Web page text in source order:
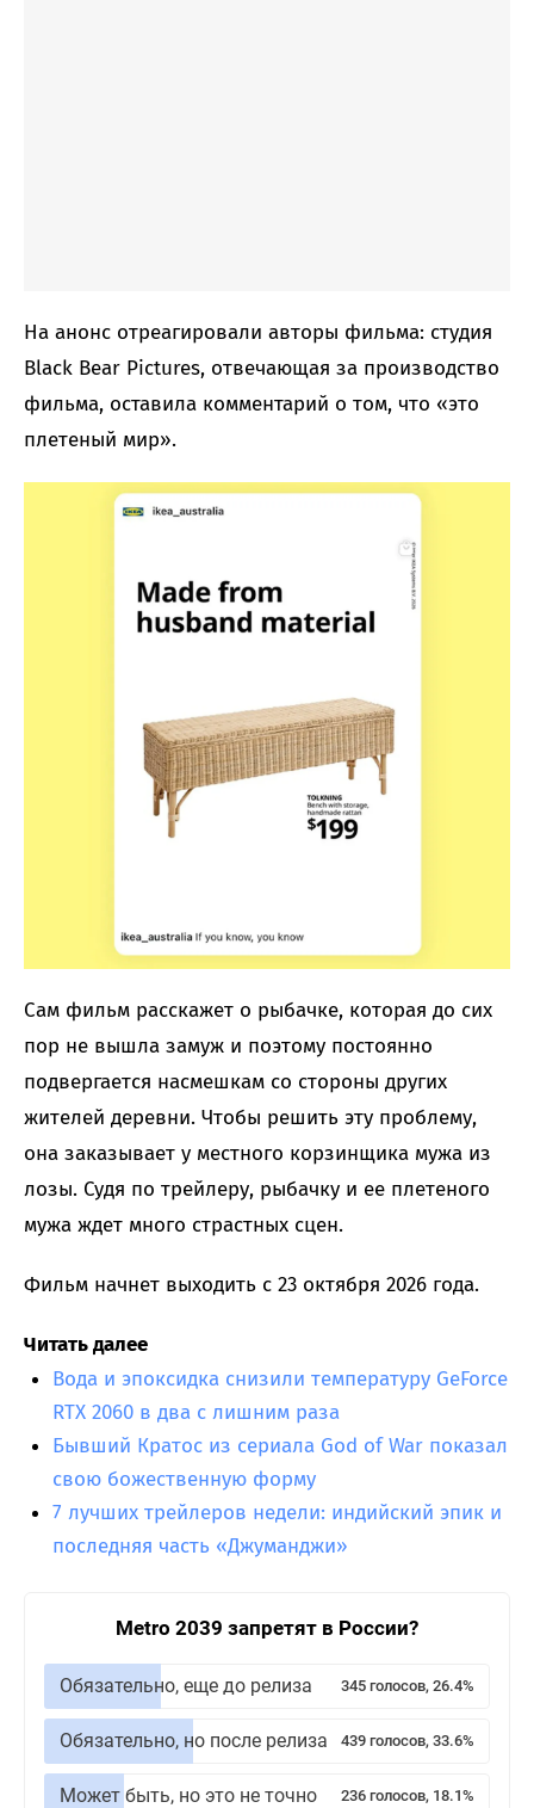
На анонс отреагировали авторы фильма: студия
Black Bear Pictures, отвечающая за производство
фильма, оставила комментарий о том, что «это
плетеный мир».
Сам фильм расскажет о рыбачке, которая до сих
пор не вышла замуж и поэтому постоянно
подвергается насмешкам со стороны других
жителей деревни. Чтобы решить эту проблему,
она заказывает у местного корзинщика мужа из
лозы. Судя по трейлеру, рыбачку и ее плетеного
мужа ждет много страстных сцен.
Фильм начнет выходить с 23 октября 2026 года.
Читать далее
Вода и эпоксидка снизили температуру GeForce
RTX 2060 в два с лишним раза
Бывший Кратос из сериала God of War показал
свою божественную форму
7 лучших трейлеров недели: индийский эпик и
последняя часть «Джуманджи»
Metro 2039 запретят в России?
Обязательно, еще до релиза 345 голосов, 26.4%
Обязательно, но после релиза 439 голосов, 33.6%
Может быть, но это не точно 236 голосов, 18.1%